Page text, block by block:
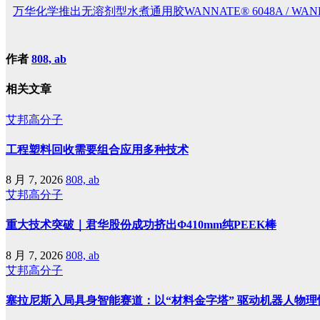
万华化学推出无溶剂型水煮通用胶WANNATE® 6048A /
作者 808, ab
相关文章
艾邦高分子
工程塑料回收需要组合应用多种技术
8 月 7, 2026 808, ab
艾邦高分子
重大技术突破｜君华股份成功挤出Φ410mm纯PEEK棒
8 月 7, 2026 808, ab
艾邦高分子
塞拉尼斯入局具身智能赛道：以“材料金字塔” 驱动机器人物